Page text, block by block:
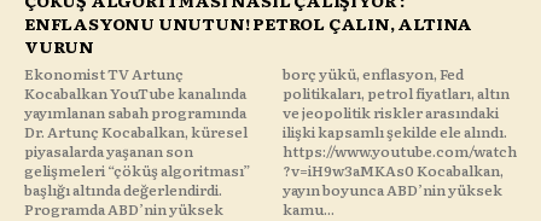
ENFLASYONU UNUTUN! PETROL ÇALIN, ALTINA
VURUN
Ekonomist TV Artunç
Kocabalkan YouTube kanalında
yayımlanan sabah programında
Dr. Artunç Kocabalkan, küresel
piyasalarda yaşanan son
gelişmeleri “çöküş algoritması”
başlığı altında değerlendirdi.
Programda ABD’nin yüksek
borç yükü, enflasyon, Fed
politikaları, petrol fiyatları, altın
ve jeopolitik riskler arasındaki
ilişki kapsamlı şekilde ele alındı.
https://www.youtube.com/watch
?v=iH9w3aMKAs0 Kocabalkan,
yayın boyunca ABD’nin yüksek
kamu...